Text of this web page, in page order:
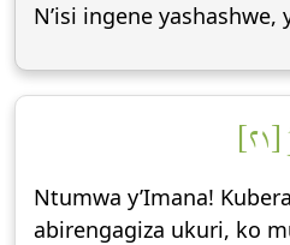
N’isi ingene yashashwe,
Ntumwa y’Imana!
abirengagiza ukuri, ko